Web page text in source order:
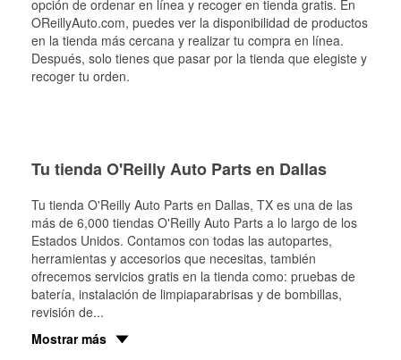
opción de ordenar en línea y recoger en tienda gratis. En
OReillyAuto.com, puedes ver la disponibilidad de productos
en la tienda más cercana y realizar tu compra en línea.
Después, solo tienes que pasar por la tienda que elegiste y
recoger tu orden.
Tu tienda O'Reilly Auto Parts en Dallas
Tu tienda O'Reilly Auto Parts en Dallas, TX es una de las
más de 6,000 tiendas O'Reilly Auto Parts a lo largo de los
Estados Unidos. Contamos con todas las autopartes,
herramientas y accesorios que necesitas, también
ofrecemos servicios gratis en la tienda como: pruebas de
batería, instalación de limpiaparabrisas y de bombillas,
revisión de...
Mostrar más